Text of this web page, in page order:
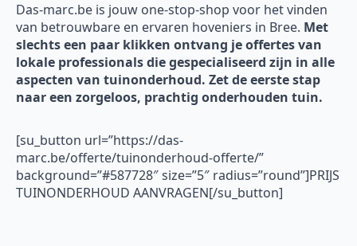
Das-marc.be is jouw one-stop-shop voor het vinden
van betrouwbare en ervaren hoveniers in Bree. Met
slechts een paar klikken ontvang je offertes van
lokale professionals die gespecialiseerd zijn in alle
aspecten van tuinonderhoud. Zet de eerste stap
naar een zorgeloos, prachtig onderhouden tuin.
[su_button url=”https://das-
marc.be/offerte/tuinonderhoud-offerte/”
background=”#587728″ size=”5″ radius=”round”]PRIJS
TUINONDERHOUD AANVRAGEN[/su_button]